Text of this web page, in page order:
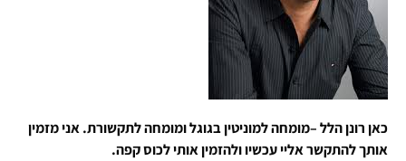
כאן רונן הלל –מומחה למוניטין בגוגל ומומחה לתקשורת. אני מזמין
אותך להתקשר אליי עכשיו ולהזמין אותי לכוס קפה.